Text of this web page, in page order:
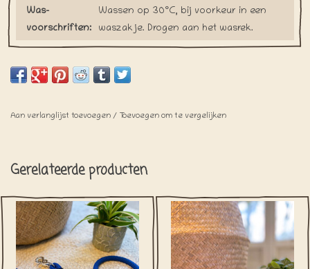
Was-
voorschriften:
Wassen op 30°C, bij voorkeur in een
waszakje. Drogen aan het wasrek.
Levertijd:
Al onze strikjes worden met de hand
willen we verspilling tegen gaan.
langere verzendtijden.
Aan verlanglijst toevoegen / Toevoegen om te vergelijken
Gerelateerde producten